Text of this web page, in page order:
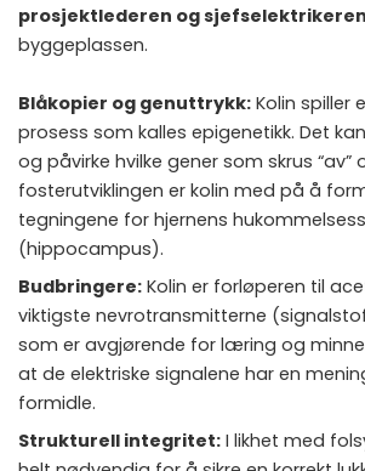
prosjektlederen og sjefselektrikeren
byggeplassen.
Blåkopier og genuttrykk: Kolin spiller
prosess som kalles epigenetikk. Det
og påvirke hvilke gener som skrus “av”
fosterutviklingen er kolin med på å
tegningene for hjernens
(hippocampus).
Budbringere: Kolin er forløperen til
viktigste nevrotransmitterne
som er avgjørende for læring og
at de elektriske signalene har en
formidle.
Strukturell integritet: I likhet med